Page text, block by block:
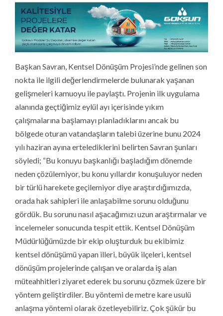
Başkan Savran, Kentsel Dönüşüm Projesi’nde gelinen son
nokta ile ilgili değerlendirmelerde bulunarak yaşanan
gelişmeleri kamuoyu ile paylaştı. Projenin ilk uygulama
alanında geçtiğimiz eylül ayı içerisinde yıkım
çalışmalarına başlamayı planladıklarını ancak bu
bölgede oturan vatandaşların talebi üzerine bunu 2024
yılı haziran ayına ertelediklerini belirten Savran şunları
söyledi; “Bu konuyu başkanlığı başladığım dönemde
neden çözülemiyor, bu konu yıllardır konuşuluyor neden
bir türlü harekete geçilemiyor diye araştırdığımızda,
orada hak sahipleri ile anlaşabilme sorunu olduğunu
gördük. Bu sorunu nasıl aşacağımızı uzun araştırmalar ve
incelemeler sonucunda tespit ettik. Kentsel Dönüşüm
Müdürlüğümüzde bir ekip oluşturduk bu ekibimiz
kentsel dönüşümü yapan illeri, büyük ilçeleri, kentsel
dönüşüm projelerinde çalışan ve oralarda iş alan
müteahhitleri ziyaret ederek bu sorunu çözmek üzere bir
yöntem geliştirdiler. Bu yöntemi de metre kare usulü
anlaşma yöntemi olarak özetleyebiliriz. Çok şükür bu